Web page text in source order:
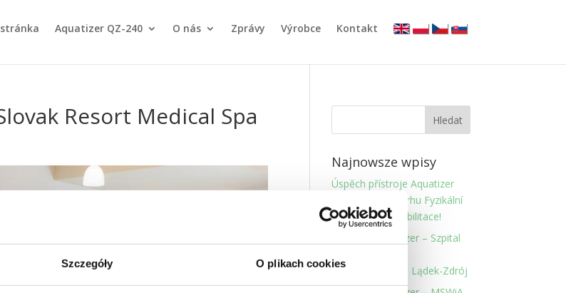
Szczegóły O plikach cookies
Aquatizer QZ-240 O nás Zprávy Výrobce Kontakt . . . .
Resort Medical Spa
Najnowsze wpisy
Úspěch přístroje Aquatizer
QZ-240 na Veletrhu Fyzikální
Medicíny a Rehabilitace!
Instalace Aquatizer – Szpital
Rehabilitacyjny – Lądek-Zdrój